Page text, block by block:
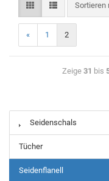
Sortieren
« 1 2
Zeige 31 bis
Seidenschals
Tücher
Seidenflanell